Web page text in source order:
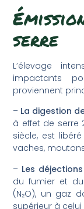
serre
L’élevage
impactants
proviennent
– La digestion
à effet de serre
siècle, est
vaches,
– Les
du fumier et
(N₂O), un gaz
supérieur à celui